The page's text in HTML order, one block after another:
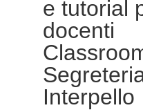
e tutorial
docenti
Interpello